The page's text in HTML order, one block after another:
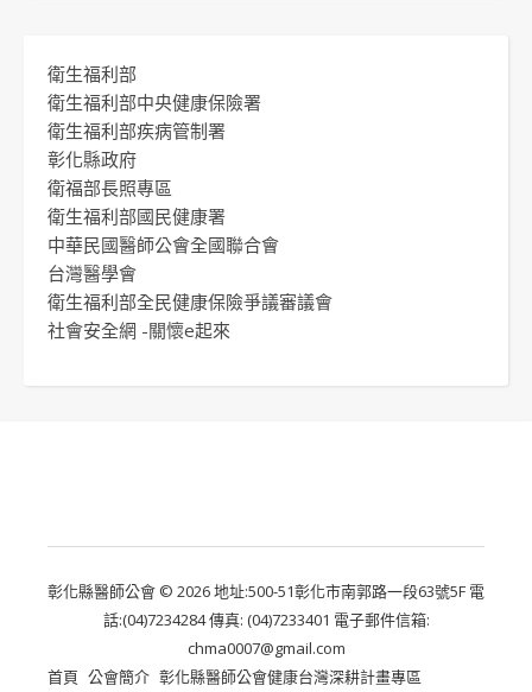
衛生福利部
衛生福利部中央健康保險署
衛生福利部疾病管制署
彰化縣政府
衛福部長照專區
衛生福利部國民健康署
中華民國醫師公會全國聯合會
台灣醫學會
衛生福利部全民健康保險爭議審議會
社會安全網 -關懷e起來
彰化縣醫師公會 © 2026 地址:500-51彰化市南郭路一段63號5F 電
話:(04)7234284 傳真: (04)7233401 電子郵件信箱:
chma0007@gmail.com
首頁 公會簡介 彰化縣醫師公會健康台灣深耕計畫專區